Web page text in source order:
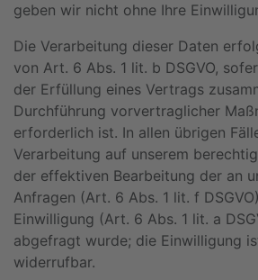
geben wir nicht ohne Ihre
Die Verarbeitung dieser Daten
von Art. 6 Abs. 1 lit. b DSGVO,
der Erfüllung eines Vertrags
Durchführung vorvertraglicher
erforderlich ist. In allen übrigen
Verarbeitung auf unserem
der effektiven Bearbeitung der an
Anfragen (Art. 6 Abs. 1 lit. f
Einwilligung (Art. 6 Abs. 1 lit. a
abgefragt wurde; die Einwilligung
widerrufbar.